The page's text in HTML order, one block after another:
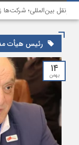
بین‌المللی؛ شرکت‌ها
رئیس هیأت
۱۴
بهمن